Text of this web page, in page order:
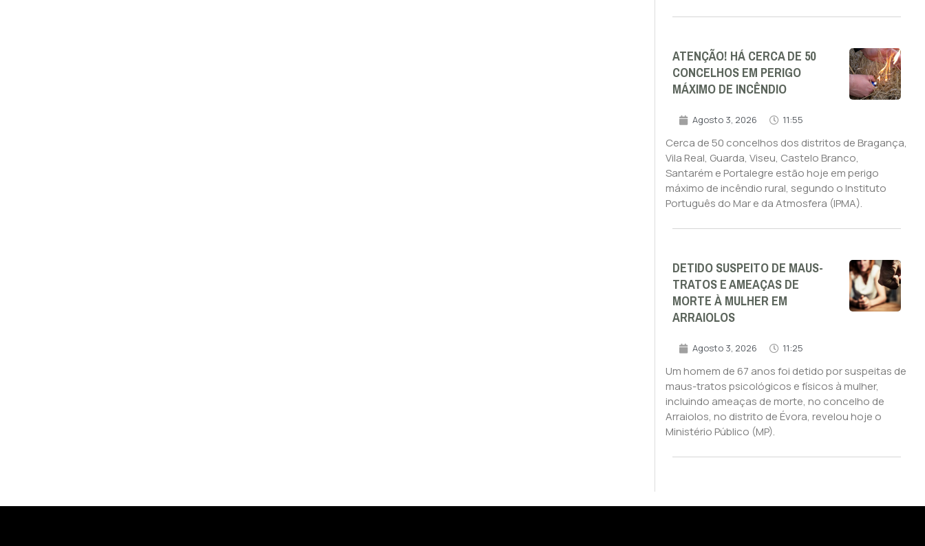
ATENÇÃO! HÁ CERCA DE 50
CONCELHOS EM PERIGO
MÁXIMO DE INCÊNDIO
Agosto 3, 2026 11:55
Cerca de 50 concelhos dos distritos de Bragança,
Vila Real, Guarda, Viseu, Castelo Branco,
Santarém e Portalegre estão hoje em perigo
máximo de incêndio rural, segundo o Instituto
Português do Mar e da Atmosfera (IPMA).
DETIDO SUSPEITO DE MAUS-
TRATOS E AMEAÇAS DE
MORTE À MULHER EM
ARRAIOLOS
Agosto 3, 2026 11:25
Um homem de 67 anos foi detido por suspeitas de
maus-tratos psicológicos e físicos à mulher,
incluindo ameaças de morte, no concelho de
Arraiolos, no distrito de Évora, revelou hoje o
Ministério Público (MP).